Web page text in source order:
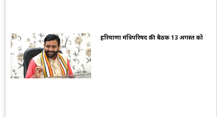
हरियाणा मंत्रिपरिषद की बैठक 13 अगस्त को